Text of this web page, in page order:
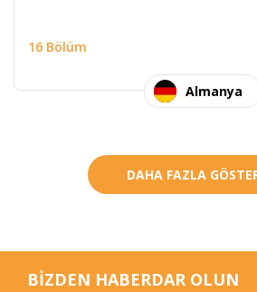
16 Bölüm
Almanya
DAHA FAZLA
BİZDEN HABERDAR OLUN